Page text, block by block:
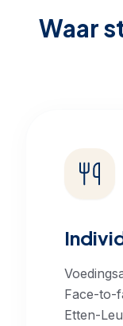
Waar
Face-to-
Etten-